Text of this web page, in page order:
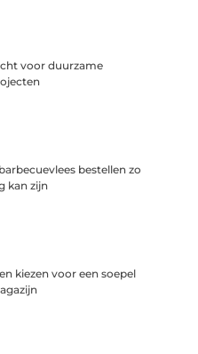
voor duurzame
bestellen zo
kan zijn
kiezen voor een soepel